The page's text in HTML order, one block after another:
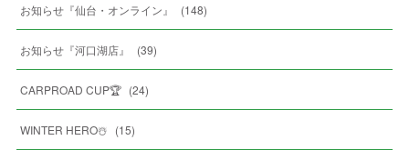
お知らせ『仙台・オンライン』 (148)
お知らせ『河口湖店』 (39)
CARPROAD CUP🏆 (24)
WINTER HERO☃️ (15)